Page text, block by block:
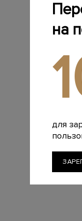
на
для